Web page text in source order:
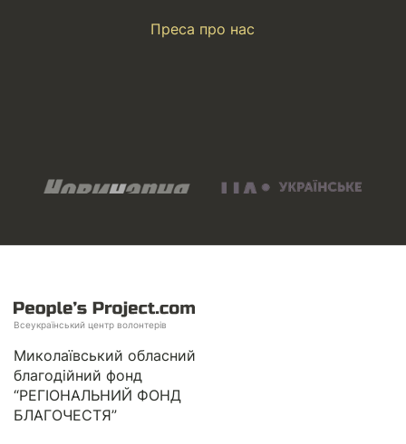
Преса про нас
Всеукраїнський центр волонтерів
Миколаївський обласний
благодійний фонд
“РЕГІОНАЛЬНИЙ ФОНД
БЛАГОЧЕСТЯ”